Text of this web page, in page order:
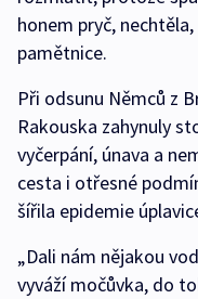
honem pryč,
pamětnice.
Při odsunu Němců z
Rakouska zahynuly
vyčerpání, únava a
cesta i otřesné
šířila epidemie
„Dali nám nějakou
vyváží močůvka, do